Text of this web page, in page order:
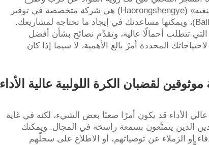
الأسئلة حول مقاومتها ومتانتها. شركة «هاورونغشينغيه» (Haorongshengye) هي شركة متخصصة في توفير
مواد عالية الجودة لقضبان الكرة اللولبية (Ball Screw)، ويمكنها مساعدتك في إيجاد ما تحتاجه لمشاريعك.
تتطلب أحمالًا عالية، وتقدِّم نصائح بشأن أفضل
المحددة أمرٌ بالغ الأهمية، لا سيما إذا كان
لقضبان الكرة اللولبية عالية الأداء
الأداء قد يكون أمرًا صعبًا بعض الشيء، لكنه في غاية
الذين يتمتَّعون بسمعة راسخة في المجال. ويمكنك
أو الزملاء عن توصياتهم، أو الاطلاع على سجلّهم